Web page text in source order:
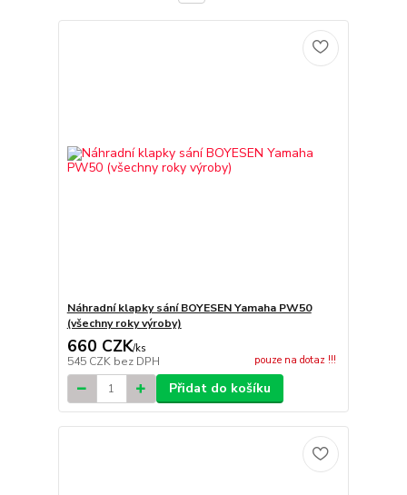
Náhradní klapky sání BOYESEN Yamaha PW50
(všechny roky výroby)
660 CZK/ks
545 CZK bez DPH pouze na dotaz !!!
Přidat do košíku